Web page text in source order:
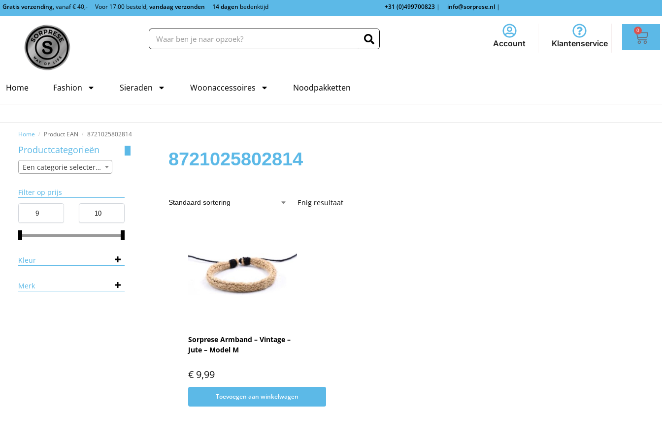
Gratis verzending, vanaf € 40,- Voor 17:00 besteld,vandaag verzonden 14 dagen bedenktijd +31 (0)499700823 | info@sorprese.nl |
Account Klantenservice
0
Home Fashion Sieraden Woonaccessoires Noodpakketten
Home / Product EAN / 8721025802814
8721025802814
Enig resultaat
Sorprese Armband – Vintage –
Jute – Model M
€9,99
Toevoegen aan winkelwagen
Productcategorieën
Een categorie selecteren
Filter op prijs
Kleur
Merk